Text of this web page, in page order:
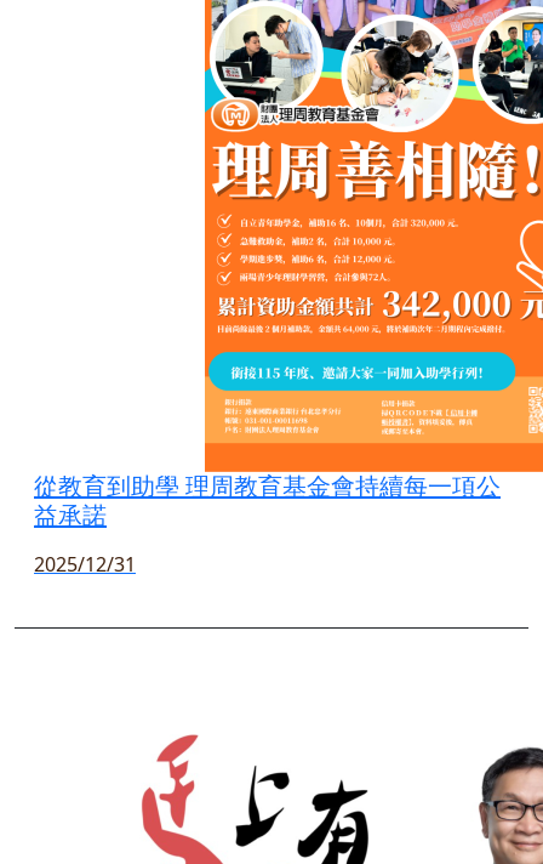
從教育到助學 理周教育基金會持續每一項公
益承諾
2025/12/31